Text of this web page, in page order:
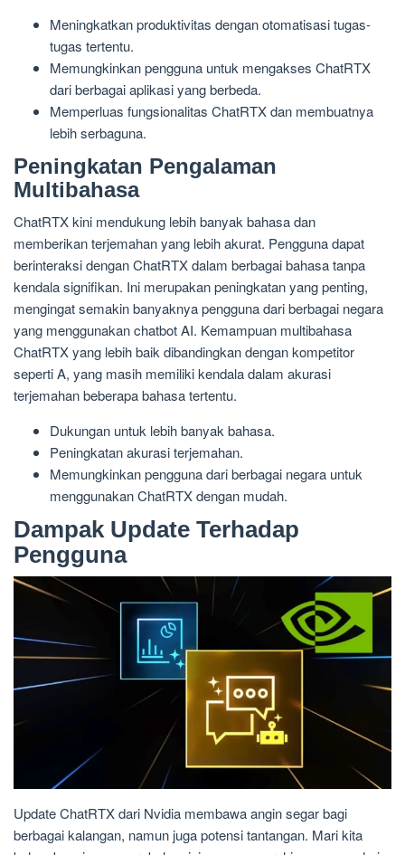
Meningkatkan produktivitas dengan otomatisasi tugas-
tugas tertentu.
Memungkinkan pengguna untuk mengakses ChatRTX
dari berbagai aplikasi yang berbeda.
Memperluas fungsionalitas ChatRTX dan membuatnya
lebih serbaguna.
Peningkatan Pengalaman
Multibahasa
ChatRTX kini mendukung lebih banyak bahasa dan
memberikan terjemahan yang lebih akurat. Pengguna dapat
berinteraksi dengan ChatRTX dalam berbagai bahasa tanpa
kendala signifikan. Ini merupakan peningkatan yang penting,
mengingat semakin banyaknya pengguna dari berbagai negara
yang menggunakan chatbot AI. Kemampuan multibahasa
ChatRTX yang lebih baik dibandingkan dengan kompetitor
seperti A, yang masih memiliki kendala dalam akurasi
terjemahan beberapa bahasa tertentu.
Dukungan untuk lebih banyak bahasa.
Peningkatan akurasi terjemahan.
Memungkinkan pengguna dari berbagai negara untuk
menggunakan ChatRTX dengan mudah.
Dampak Update Terhadap
Pengguna
Update ChatRTX dari Nvidia membawa angin segar bagi
berbagai kalangan, namun juga potensi tantangan. Mari kita